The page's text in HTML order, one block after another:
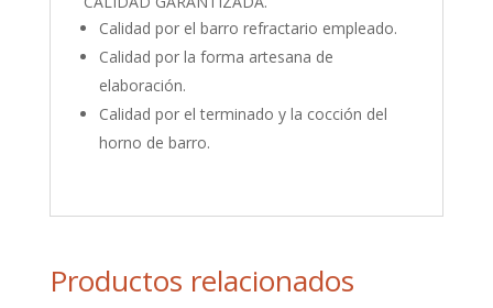
Calidad por el barro refractario empleado.
Calidad por la forma artesana de
elaboración.
Calidad por el terminado y la cocción del
horno de barro.
Productos relacionados